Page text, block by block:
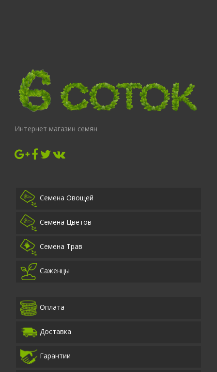
Интернет магазин семян
Семена Овощей
Семена Цветов
Семена Трав
Саженцы
Оплата
Доставка
Гарантии